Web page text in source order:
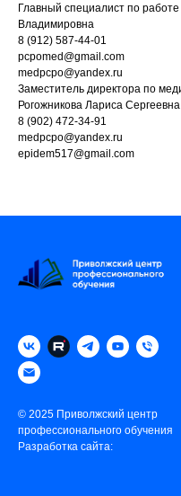
Главный специалист по
Владимировна
8 (912) 587-44-01
pcpomed@gmail.com
medpcpo@yandex.ru
Заместитель директора по
Рогожникова Лариса Сергеевна
8 (902) 472-34-91
medpcpo@yandex.ru
epidem517@gmail.com
© 2025 Приволжский центр
профессионального обучения
Разработка сайта: